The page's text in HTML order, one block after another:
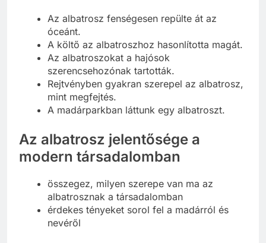
Az albatrosz fenségesen repülte át az
óceánt.
A költő az albatroszhoz hasonlította magát.
Az albatroszokat a hajósok
szerencsehozónak tartották.
Rejtvényben gyakran szerepel az albatrosz,
mint megfejtés.
A madárparkban láttunk egy albatroszt.
Az albatrosz jelentősége a
modern társadalomban
összegez, milyen szerepe van ma az
albatrosznak a társadalomban
érdekes tényeket sorol fel a madárról és
nevéről